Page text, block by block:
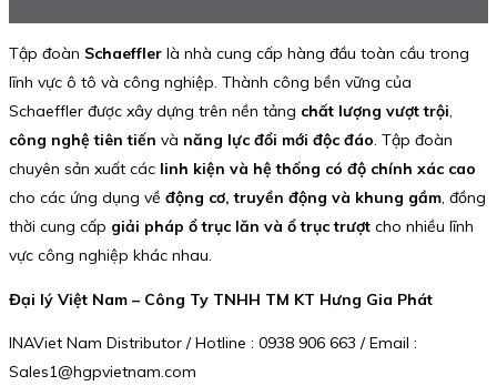
Tập đoàn Schaeffler là nhà cung cấp hàng đầu toàn cầu trong
lĩnh vực ô tô và công nghiệp. Thành công bền vững của
Schaeffler được xây dựng trên nền tảng chất lượng vượt trội,
công nghệ tiên tiến và năng lực đổi mới độc đáo. Tập đoàn
chuyên sản xuất các linh kiện và hệ thống có độ chính xác cao
cho các ứng dụng về động cơ, truyền động và khung gầm, đồng
thời cung cấp giải pháp ổ trục lăn và ổ trục trượt cho nhiều lĩnh
vực công nghiệp khác nhau.
Đại lý Việt Nam – Công Ty TNHH TM KT Hưng Gia Phát
INAViet Nam Distributor / Hotline : 0938 906 663 / Email :
Sales1@hgpvietnam.com